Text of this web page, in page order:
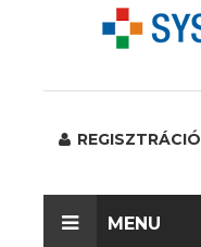
REGISZTRÁCIÓ
MENU